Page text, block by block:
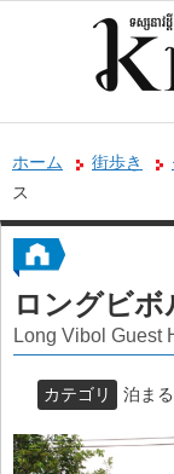
ホーム 街歩き
ス
ロングビ
Long Vibol Guest
カテゴリ 泊ま